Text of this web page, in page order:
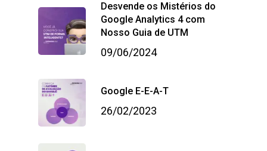
Desvende os Mistérios do
Google Analytics 4 com
Nosso Guia de UTM
09/06/2024
Google E-E-A-T
26/02/2023